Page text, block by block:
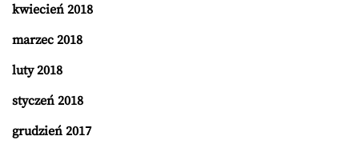
kwiecień 2018
marzec 2018
luty 2018
styczeń 2018
grudzień 2017